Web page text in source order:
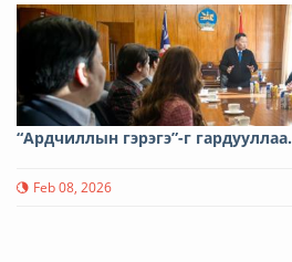
“Ардчиллын гэрэгэ”-г гардууллаа.
Feb 08, 2026